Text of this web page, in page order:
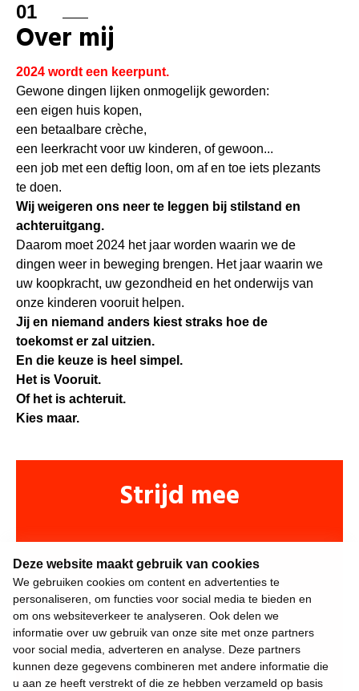
Deze website maakt gebruik van cookies
We gebruiken cookies om content en advertenties te
personaliseren, om functies voor social media te bieden en
om ons websiteverkeer te analyseren. Ook delen we
informatie over uw gebruik van onze site met onze partners
voor social media, adverteren en analyse. Deze partners
kunnen deze gegevens combineren met andere informatie die
u aan ze heeft verstrekt of die ze hebben verzameld op basis
01
Over mij
2024 wordt een keerpunt.
Gewone dingen lijken onmogelijk geworden:
een eigen huis kopen,
een betaalbare crèche,
een leerkracht voor uw kinderen, of gewoon...
een job met een deftig loon, om af en toe iets plezants
te doen.
Wij weigeren ons neer te leggen bij stilstand en
achteruitgang.
Daarom moet 2024 het jaar worden waarin we de
dingen weer in beweging brengen. Het jaar waarin we
uw koopkracht, uw gezondheid en het onderwijs van
onze kinderen vooruit helpen.
Jij en niemand anders kiest straks hoe de
toekomst er zal uitzien.
En die keuze is heel simpel.
Het is Vooruit.
Of het is achteruit.
Kies maar.
Strijd mee